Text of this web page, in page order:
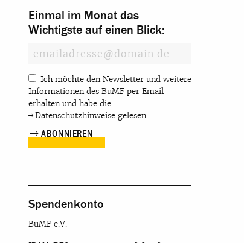
Einmal im Monat das
Wichtigste auf einen Blick:
Ich möchte den Newsletter und weitere
Informationen des BuMF per Email
erhalten und habe die
Datenschutzhinweise gelesen.
Spendenkonto
BuMF e.V.